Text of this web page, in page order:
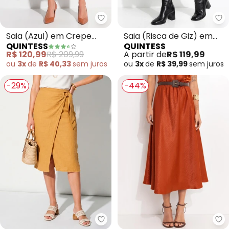
Quintess - Saia (Azul) em
Saia (Azul) em Crepe
Plano
QUINTESS
R$ 120,99R$ 209,99
ou 3xde R$ 40,33sem juros
Saia (Risca de Giz) em
Malha Crepe
QUINTESS
A partir deR$ 119,99
ou 3xde R$ 39,99sem juros
-29%
Quintess - Saia (Bege) em
-44%